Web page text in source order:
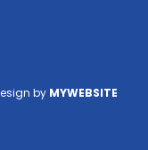
by MYWEBSITE